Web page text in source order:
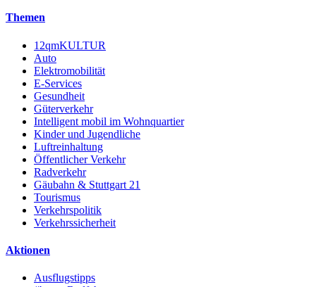
Themen
12qmKULTUR
Auto
Elektromobilität
E-Services
Gesundheit
Güterverkehr
Intelligent mobil im Wohnquartier
Kinder und Jugendliche
Luftreinhaltung
Öffentlicher Verkehr
Radverkehr
Gäubahn & Stuttgart 21
Tourismus
Verkehrspolitik
Verkehrssicherheit
Aktionen
Ausflugstipps